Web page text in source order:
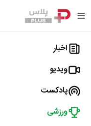
اخبار
ویدیو
پادکست
ورزشی